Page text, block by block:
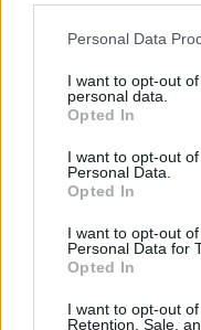
Personal Data
I want to opt-out
personal data.
Opted In
I want to opt-out
Personal Data.
Opted In
I want to opt-out
Personal Data for
Opted In
I want to opt-out
Retention, Sale,
Εάν ο γιατρός σας
πονοκέφαλοι σας
όπως η αϋπνία, η
βρουξισμός,
αν έχετε
περισσότερες
να κλείσετε ένα
επόμενα βήματα.
https://